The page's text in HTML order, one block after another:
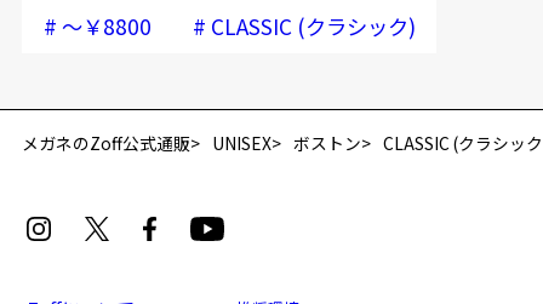
# ～￥8800 # CLASSIC (クラシック)
メガネのZoff公式通販 UNISEX ボストン CLASSIC (クラシッ